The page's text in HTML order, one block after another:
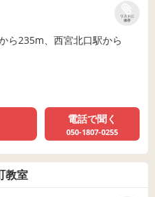
リストに
保存
ら235m、西宮北口駅から
電話で聞く
050-1807-0255
教室